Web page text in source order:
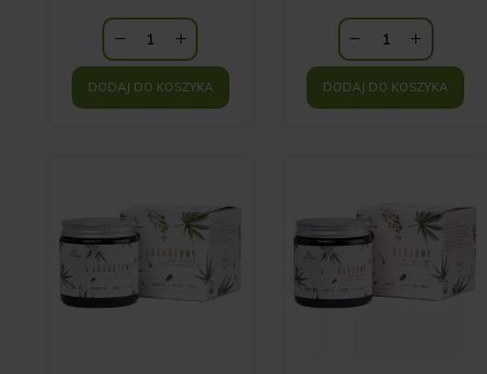
DODAJ DO KOSZYKA
HempKing
DODAJ DO KOSZYKA